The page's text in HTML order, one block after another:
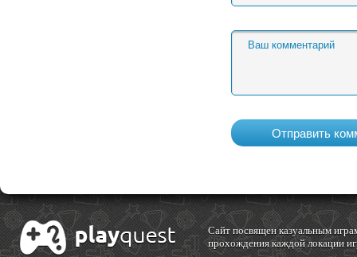
Cайт посвящен казуальным
прохождения каждой локации